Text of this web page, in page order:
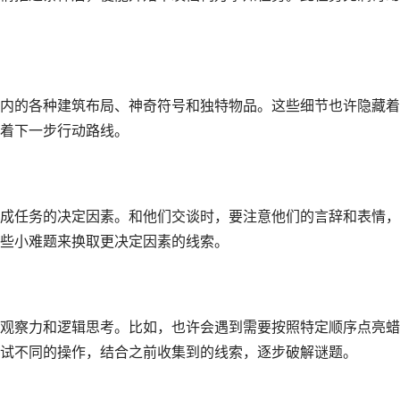
的各种建筑布局、神奇符号和独特物品。这些细节也许隐藏
下一步行动路线。
任务的决定因素。和他们交谈时，要注意他们的言辞和表情
小难题来换取更决定因素的线索。
察力和逻辑思考。比如，也许会遇到需要按照特定顺序点亮
同的操作，结合之前收集到的线索，逐步破解谜题。